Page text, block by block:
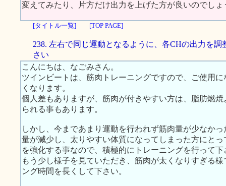
変えてみたり、片方だけ出力を上げた方が良いのでしょ
[タイトル一覧] [TOP PAGE]
238. 左右で同じ運動となるように、各CHの出力を調
さい
こんにちは、なごみさん。
ツインビートは、筋肉トレーニングですので、ご使用
くなります。
個人差もありますが、筋肉が付きやすい方は、脂肪燃
られる事もあります。
しかし、今まであまり運動を行われず筋肉量が少なか
量が減少し、太りやすい体質になってしまった方にと
を強化する事なので、積極的にトレーニングを行って下
もう少し様子を見ていただき、筋肉が太くなりすぎる
ング時間を長くして下さい。